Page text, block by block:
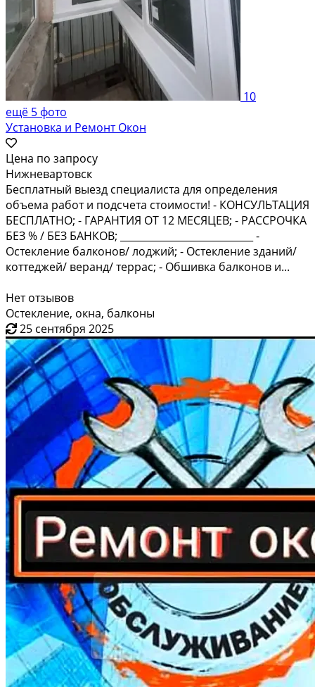
10
ещё 5 фото
Установка и Ремонт Окон
Цена по запросу
Нижневартовск
Бесплатный выезд специалиста для определения
объема работ и подсчета стоимости! - КОНСУЛЬТАЦИЯ
БЕСПЛАТНО; - ГАРАНТИЯ ОТ 12 МЕСЯЦЕВ; - РАССРОЧКА
БЕЗ % / БЕЗ БАНКОВ; ___________________________ -
Остекление балконов/ лоджий; - Остекление зданий/
коттеджей/ веранд/ террас; - Обшивка балконов и...
Нет отзывов
Остекление, окна, балконы
25 сентября 2025